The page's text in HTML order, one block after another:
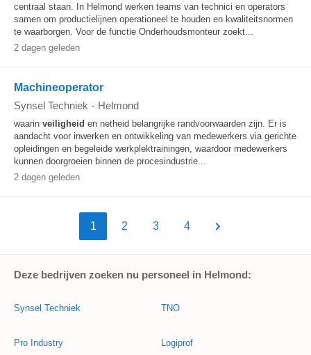
centraal staan. In Helmond werken teams van technici en operators
samen om productielijnen operationeel te houden en kwaliteitsnormen
te waarborgen. Voor de functie Onderhoudsmonteur zoekt...
2 dagen geleden
Machineoperator
Synsel Techniek - Helmond
waarin veiligheid en netheid belangrijke randvoorwaarden zijn. Er is
aandacht voor inwerken en ontwikkeling van medewerkers via gerichte
opleidingen en begeleide werkplektrainingen, waardoor medewerkers
kunnen doorgroeien binnen de procesindustrie...
2 dagen geleden
1 2 3 4
Deze bedrijven zoeken nu personeel in Helmond:
Synsel Techniek
Pro Industry
TNO
Logiprof